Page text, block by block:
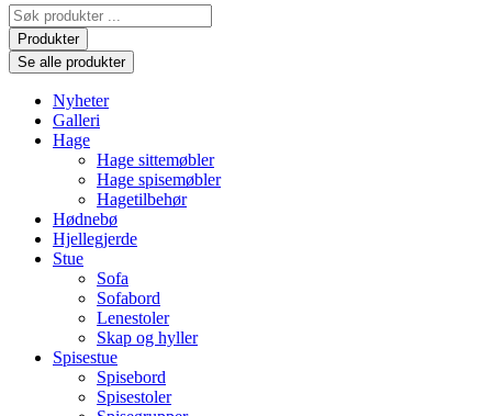
Search
...Produkter
Se alle produkter
Nyheter
Galleri
Hage
Hage sittemøbler
Hage spisemøbler
Hagetilbehør
Hødnebø
Hjellegjerde
Stue
Sofa
Sofabord
Lenestoler
Skap og hyller
Spisestue
Spisebord
Spisestoler